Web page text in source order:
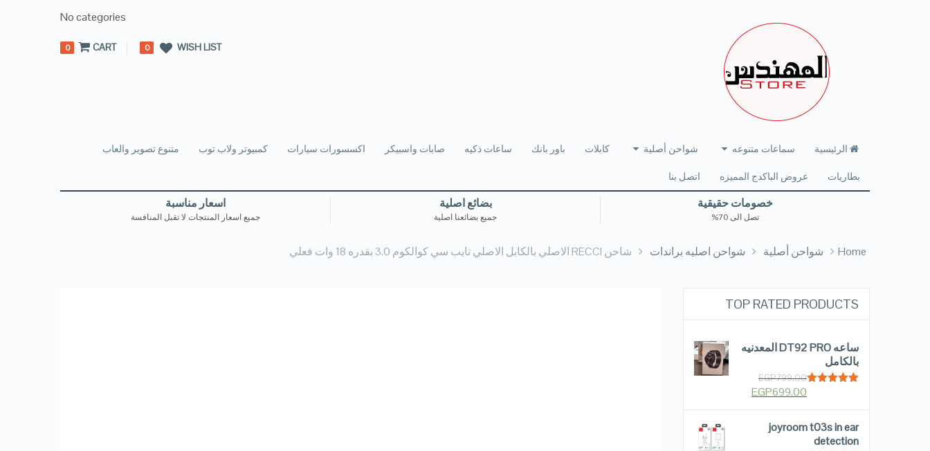
No categories
WISH LIST
0
CART
0
الرئيسية سماعات متنوعه شواحن أصلية كابلات باور بانك ساعات ذكيه صابات واسبيكر اكسسورات سيارات كمبيوتر ولاب توب متنوع تصوير والعاب
بطاريات عروض الباكدج المميزه اتصل بنا
خصومات حقيقية
تصل الى 70%
بضائع اصلية
جميع بضائعنا اصلية
اسعار مناسبة
جميع اسعار المنتجات لا تقبل المنافسة
Home شواحن أصلية شواحن اصليه براندات شاحن RECCI الاصلي بالكابل الاصلي تايب سي كوالكوم 3.0 بقدره 18 وات فعلي
TOP RATED PRODUCTS
ساعه DT92 PRO المعدنيه
بالكامل
EGP799.00
EGP699.00
joyroom t03s in ear
detection